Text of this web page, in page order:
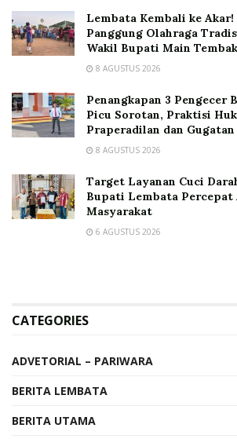
Lembata Kembali ke
Panggung Olahraga
Wakil Bupati Main
8 AGUSTUS 2026
Penangkapan 3 Pengecer
Picu Sorotan, Praktisi
Praperadilan dan
8 AGUSTUS 2026
Target Layanan Cuci
Bupati Lembata Percepat
Masyarakat
6 AGUSTUS 2026
CATEGORIES
ADVETORIAL – PARIWARA
BERITA LEMBATA
BERITA UTAMA